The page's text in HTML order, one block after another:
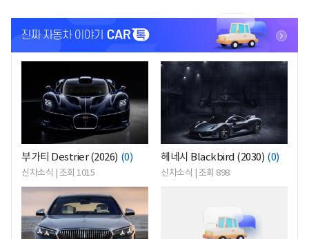
부가티 Destrier (2026) (0)
신차소식 | 조회 1015
<
헤네시 Blackbird (2030) (0)
신차소식 | 조회 898
<